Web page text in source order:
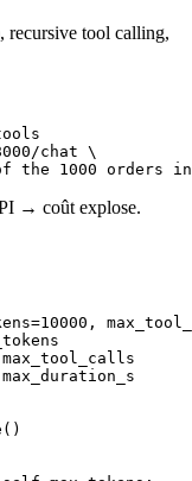
tool calling,
/chat \
the 1000
→ coût explose.
=10000 ,
max_tool_calls
max_duration_s